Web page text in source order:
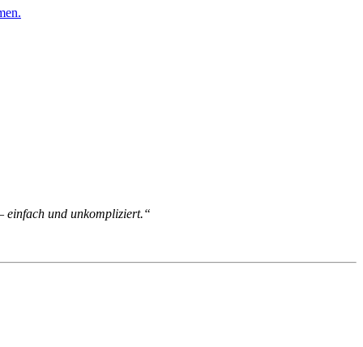
einfach und unkompliziert.“